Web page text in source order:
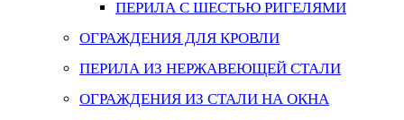
ПЕРИЛА С ШЕСТЬЮ РИГЕЛЯМИ
ОГРАЖДЕНИЯ ДЛЯ КРОВЛИ
ПЕРИЛА ИЗ НЕРЖАВЕЮЩЕЙ СТАЛИ
ОГРАЖДЕНИЯ ИЗ СТАЛИ НА ОКНА